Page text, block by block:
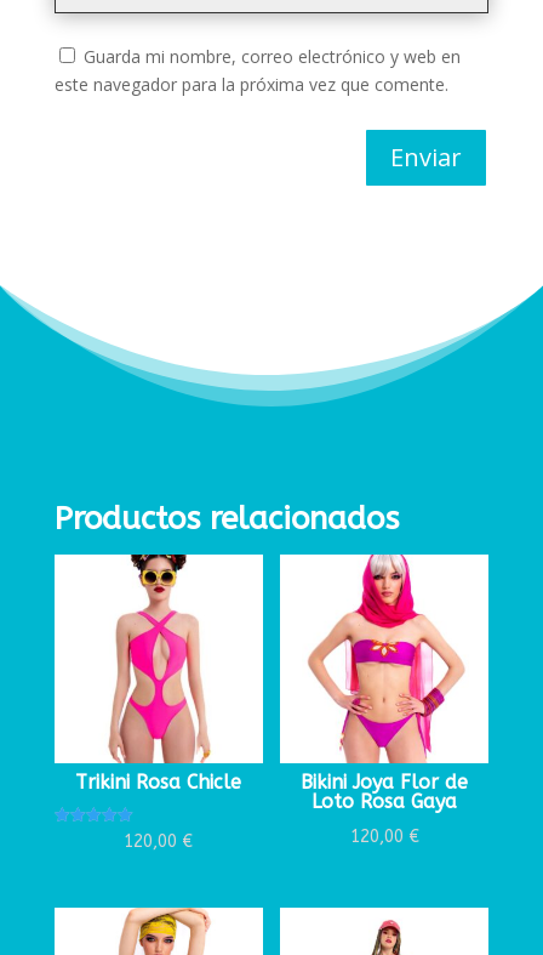
Guarda mi nombre, correo electrónico y web en
este navegador para la próxima vez que comente.
Enviar
Productos relacionados
Trikini Rosa Chicle
120,00 €
Bikini Joya Flor de
Loto Rosa Gaya
120,00 €